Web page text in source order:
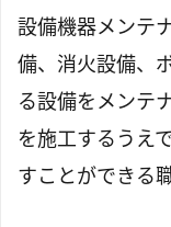
設備機器メンテ
備、消火設備、
る設備をメンテ
を施工するうえ
すことができる